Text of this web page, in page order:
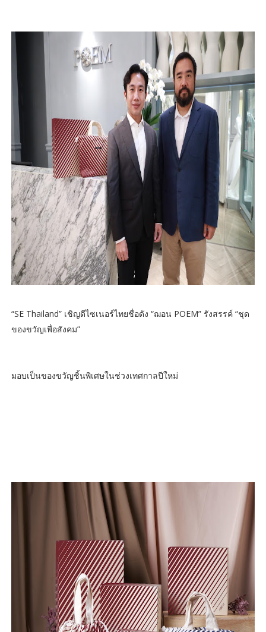
“SE Thailand” เชิญดีไซเนอร์ไทยชื่อดัง “ฌอน POEM” รังสรรค์ “ชุด
ของขวัญเพื่อสังคม”
มอบเป็นของขวัญชิ้นพิเศษในช่วงเทศกาลปีใหม่